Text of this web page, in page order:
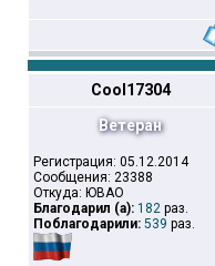
Cool17304
Ветеран
Регистрация: 05.12.2014
Сообщения: 23388
Откуда: ЮВАО
Благодарил (а): 182 раз.
Поблагодарили: 539 раз.